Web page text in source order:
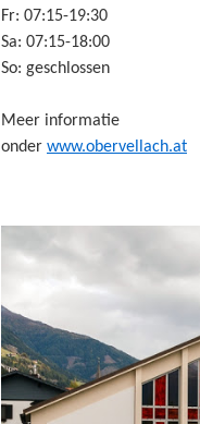
Fr: 07:15-19:30
Sa: 07:15-18:00
So: geschlossen
Meer informatie
onder www.obervellach.at